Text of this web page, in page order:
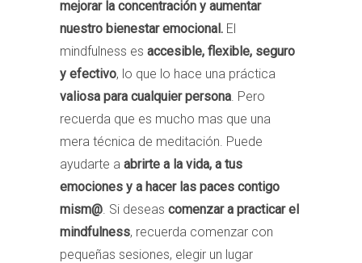
mejorar la concentración y aumentar
nuestro bienestar emocional. El
mindfulness es accesible, flexible, seguro
y efectivo, lo que lo hace una práctica
valiosa para cualquier persona. Pero
recuerda que es mucho mas que una
mera técnica de meditación. Puede
ayudarte a abrirte a la vida, a tus
emociones y a hacer las paces contigo
mism@. Si deseas comenzar a practicar el
mindfulness, recuerda comenzar con
pequeñas sesiones, elegir un lugar